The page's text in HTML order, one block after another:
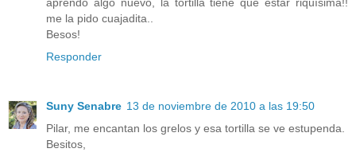
me la pido cuajadita..
Besos!
Responder
Suny Senabre 13 de noviembre de 2010 a las 19:50
Pilar, me encantan los grelos y esa tortilla se ve estupenda.
Besitos,